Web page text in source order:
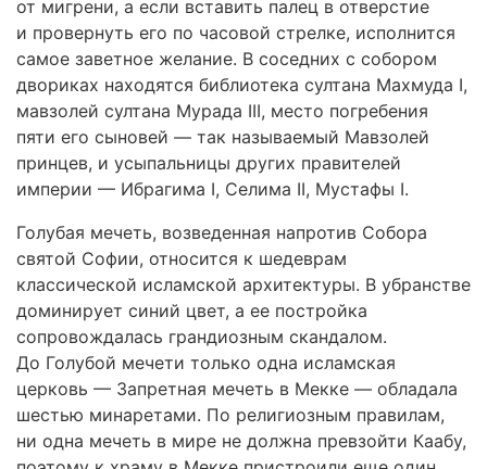
от мигрени, а если вставить палец в отверстие
и провернуть его по часовой стрелке, исполнится
самое заветное желание. В соседних с собором
двориках находятся библиотека султана Махмуда I,
мавзолей султана Мурада III, место погребения
пяти его сыновей — так называемый Мавзолей
принцев, и усыпальницы других правителей
империи — Ибрагима I, Селима II, Мустафы I.
Голубая мечеть, возведенная напротив Собора
святой Софии, относится к шедеврам
классической исламской архитектуры. В убранстве
доминирует синий цвет, а ее постройка
сопровождалась грандиозным скандалом.
До Голубой мечети только одна исламская
церковь — Запретная мечеть в Мекке — обладала
шестью минаретами. По религиозным правилам,
ни одна мечеть в мире не должна превзойти Каабу,